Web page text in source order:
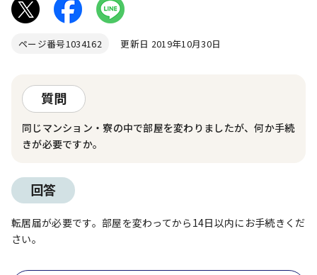
ページ番号1034162 更新日 2019年10月30日
質問
同じマンション・寮の中で部屋を変わりましたが、何か手続
きが必要ですか。
回答
転居届が必要です。部屋を変わってから14日以内にお手続きくだ
さい。